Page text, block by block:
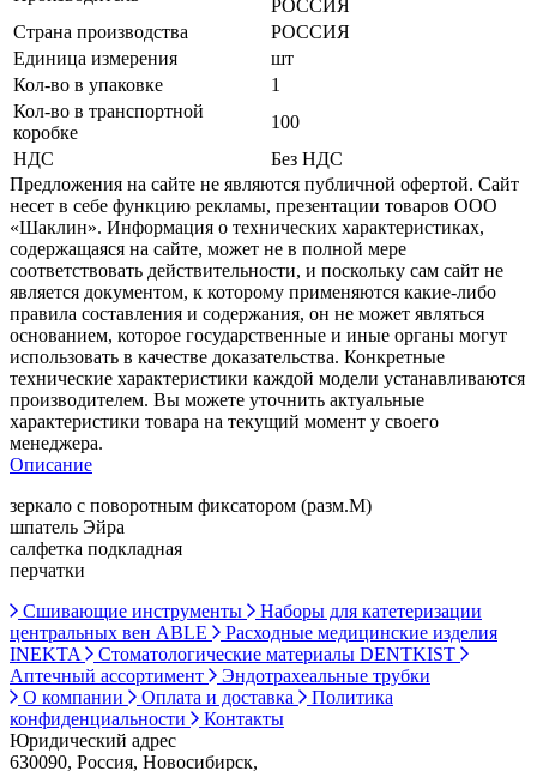
РОССИЯ
Страна производства
РОССИЯ
Единица измерения
шт
Кол-во в упаковке
1
Кол-во в транспортной
коробке
100
НДС
Без НДС
Предложения на сайте не являются публичной офертой. Сайт
несет в себе функцию рекламы, презентации товаров ООО
«Шаклин». Информация о технических характеристиках,
содержащаяся на сайте, может не в полной мере
соответствовать действительности, и поскольку сам сайт не
является документом, к которому применяются какие-либо
правила составления и содержания, он не может являться
основанием, которое государственные и иные органы могут
использовать в качестве доказательства. Конкретные
технические характеристики каждой модели устанавливаются
производителем. Вы можете уточнить актуальные
характеристики товара на текущий момент у своего
менеджера.
Описание
зеркало с поворотным фиксатором (разм.М)
шпатель Эйра
салфетка подкладная
перчатки
Сшивающие инструменты
Наборы для катетеризации
центральных вен ABLE
Расходные медицинские изделия
INEKTA
Стоматологические материалы DENTKIST
Аптечный ассортимент
Эндотрахеальные трубки
О компании
Оплата и доставка
Политика
конфиденциальности
Контакты
Юридический адрес
630090, Россия, Новосибирск,